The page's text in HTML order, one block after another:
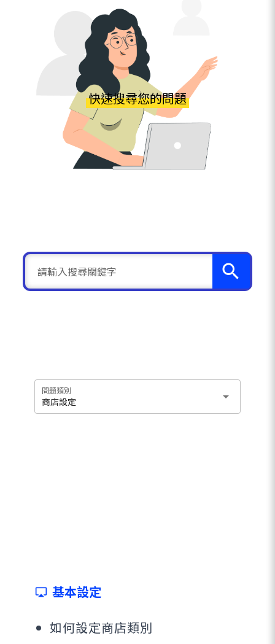
快速搜尋您的問題
請輸入搜尋關鍵字 search
商店設定
問題類別 arrow_drop_down
airplay 基本設定
如何設定商店類別